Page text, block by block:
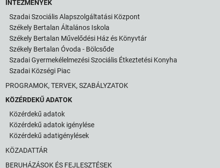
INTÉZMÉNYEK
Szadai Szociális Alapszolgáltatási Központ
Székely Bertalan Általános Iskola
Székely Bertalan Művelődési Ház és Könyvtár
Székely Bertalan Óvoda - Bölcsőde
Szadai Gyermekélelmezési Szociális Étkeztetési Konyha
Szadai Községi Piac
PROGRAMOK, TERVEK, SZABÁLYZATOK
KÖZÉRDEKŰ ADATOK
Közérdekű adatok
Közérdekű adatok igénylése
Közérdekű adatigénylések
KÖZADATTÁR
BERUHÁZÁSOK ÉS FEJLESZTÉSEK